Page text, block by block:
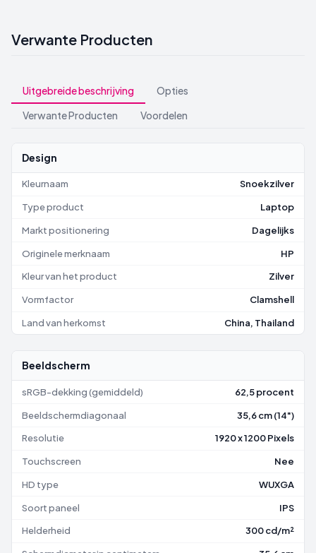
Verwante Producten
Uitgebreide beschrijving
Opties
Verwante Producten
Voordelen
Design
Kleurnaam Snoekzilver
Type product Laptop
Markt positionering Dagelijks
Originele merknaam HP
Kleur van het product Zilver
Vormfactor Clamshell
Land van herkomst China, Thailand
Beeldscherm
sRGB-dekking (gemiddeld) 62,5 procent
Beeldschermdiagonaal 35,6 cm (14")
Resolutie 1920 x 1200 Pixels
Touchscreen Nee
HD type WUXGA
Soort paneel IPS
Helderheid 300 cd/m²